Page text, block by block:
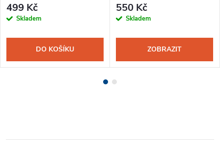
499 Kč
Skladem
DO KOŠÍKU
550 Kč
Skladem
ZOBRAZIT